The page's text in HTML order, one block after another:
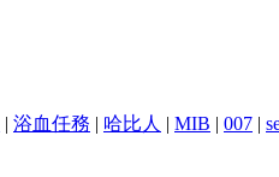
| 浴血任務 | 哈比人 | MIB | 007 |